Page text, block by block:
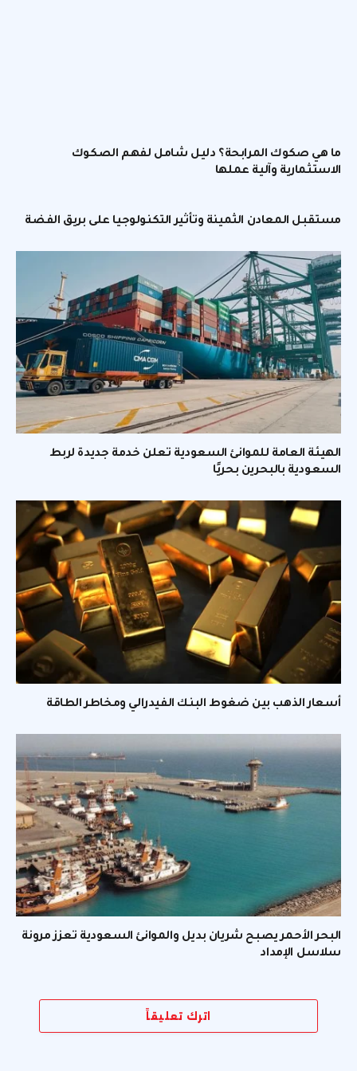
ما هي صكوك المرابحة؟ دليل شامل لفهم الصكوك
الاستثمارية وآلية عملها
مستقبل المعادن الثمينة وتأثير التكنولوجيا على بريق الفضة
الهيئة العامة للموانئ السعودية تعلن خدمة جديدة لربط
السعودية بالبحرين بحريًا
أسعار الذهب بين ضغوط البنك الفيدرالي ومخاطر الطاقة
البحر الأحمر يصبح شريان بديل والموانئ السعودية تعزز مرونة
سلاسل الإمداد
اترك تعليقاً